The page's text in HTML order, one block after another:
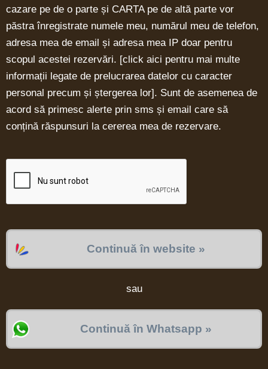
cazare pe de o parte și CARTA pe de altă parte vor
păstra înregistrate numele meu, numărul meu de telefon,
adresa mea de email și adresa mea IP doar pentru
scopul acestei rezervări. [click aici pentru mai multe
informații legate de prelucrarea datelor cu caracter
personal precum și ștergerea lor]. Sunt de asemenea de
acord să primesc alerte prin sms și email care să
conțină răspunsuri la cererea mea de rezervare.
Continuă în website »
sau
Continuă în Whatsapp »